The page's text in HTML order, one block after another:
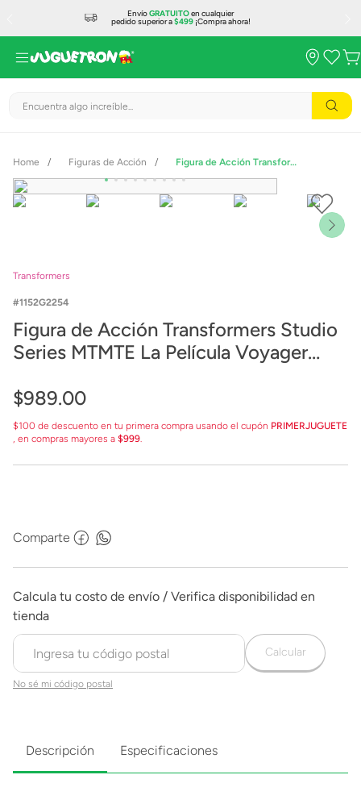
EnvíoGRATUITOen cualquier
pedido superior a$499¡Compra ahora!
Encuentra algo increíble...
Figuras de Acción Figura de Acción Transformers Studio Series MTMTE La Película Voyager Autobot Hot Rod G2254
Transformers
1152G2254
Figura de Acción Transformers Studio
Series MTMTE La Película Voyager
$989.00
$100 de descuento en tu primera compra usando el cupón PRIMERJUGUETE
, en compras mayores a $999.
Comparte
No sé mi código postal
Calcular
Descripción Especificaciones